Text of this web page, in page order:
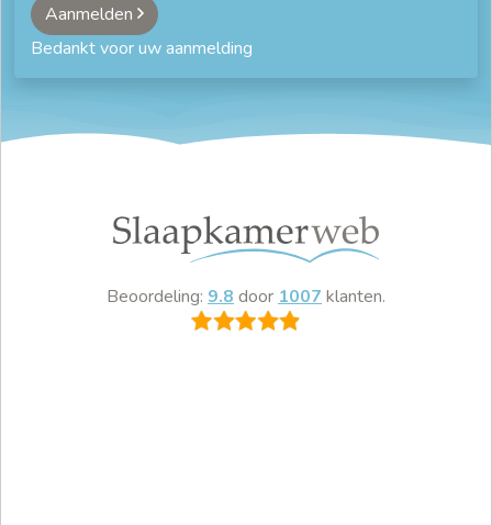
Aanmelden
Bedankt voor uw aanmelding
Beoordeling: 9.8 door 1007 klanten.